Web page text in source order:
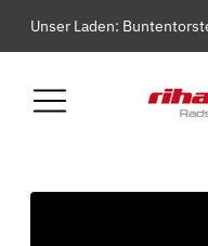
Unser Laden: